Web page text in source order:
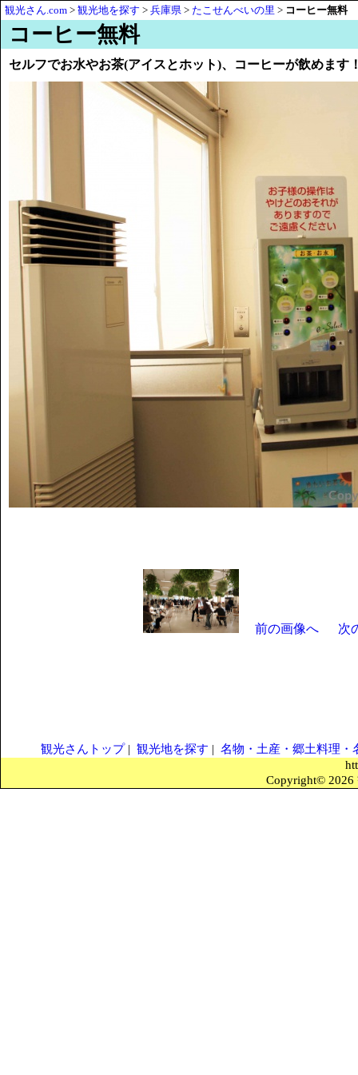
観光さん.com > 観光地を探す > 兵庫県 > たこせんべいの里 > コーヒー無料
コーヒー無料
セルフでお水やお茶(アイスとホット)、コーヒーが飲めます
前の画像へ 次
観光さんトップ| 観光地を探す | 名物・土産・郷土料理・
Copyright© 2026